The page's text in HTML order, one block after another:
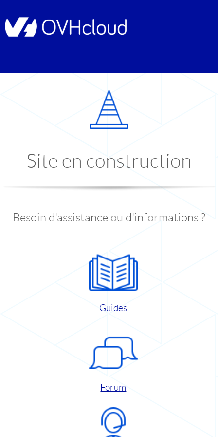
Site en construction
Besoin d'assistance ou d'informations ?
Guides
Forum